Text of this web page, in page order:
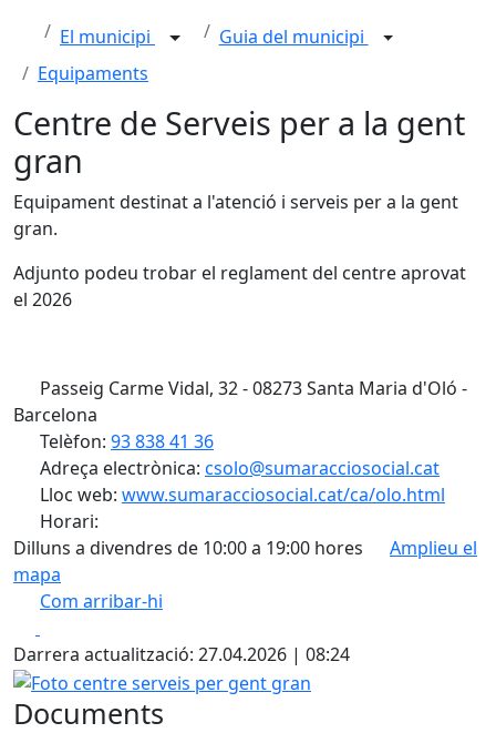
El municipi
Guia del municipi
Equipaments
Centre de Serveis per a la gent
gran
Equipament destinat a l'atenció i serveis per a la gent
gran.
Adjunto podeu trobar el reglament del centre aprovat
el 2026
Passeig Carme Vidal, 32 - 08273 Santa Maria d'Oló -
Barcelona
Telèfon: 93 838 41 36
Adreça electrònica: csolo@sumaracciosocial.cat
Lloc web: www.sumaracciosocial.cat/ca/olo.html
Horari:
Dilluns a divendres de 10:00 a 19:00 hores
Amplieu el
mapa
Com arribar-hi
+
−
Darrera actualització: 27.04.2026 | 08:24
Foto centre serveis per gent gran
Documents